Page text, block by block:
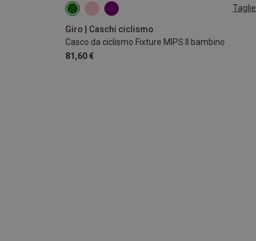
Taglie
Giro | Caschi ciclismo
Casco da ciclismo Fixture MIPS II bambino
81,60 €
50-57CM